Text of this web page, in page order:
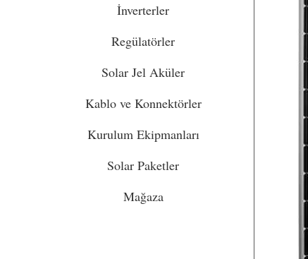
İnverterler
Regülatörler
Solar Jel Aküler
Kablo ve Konnektörler
Kurulum Ekipmanları
Solar Paketler
Mağaza